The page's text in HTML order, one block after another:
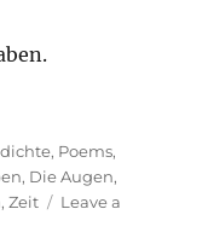
, Poems,
, Die Augen,
,Zeit
Leave a